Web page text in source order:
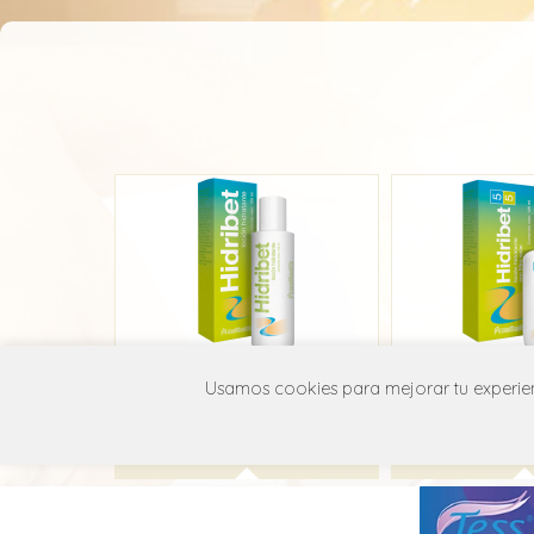
Hidribet 10%
Usamos cookies para mejorar tu